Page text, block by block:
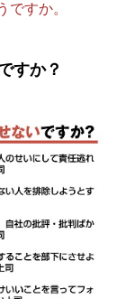
ですか。
すか？